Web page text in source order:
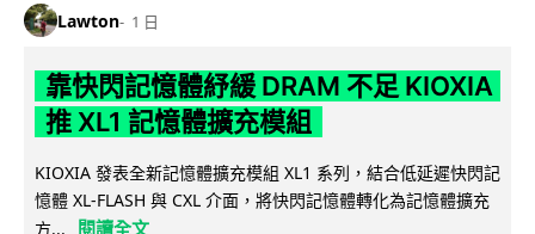
Lawton 1 日
靠快閃記憶體紓緩 DRAM 不足 KIOXIA
推 XL1 記憶體擴充模組
KIOXIA 發表全新記憶體擴充模組 XL1 系列，結合低延遲快閃記
憶體 XL-FLASH 與 CXL 介面，將快閃記憶體轉化為記憶體擴充
方...
閱讀全文